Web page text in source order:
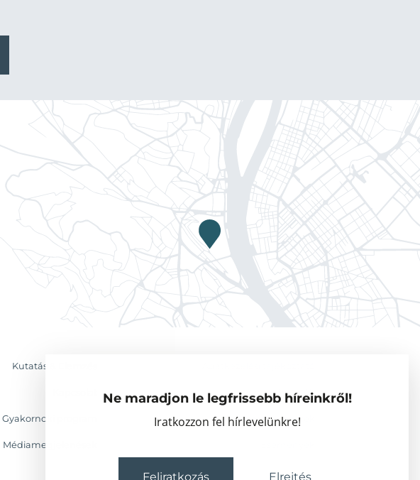
Ne maradjon le legfrissebb híreinkről!
Iratkozzon fel hírlevelünkre!
Feliratkozás Elrejtés
Kutatás & Elemzés
Vendégkutatók
Gyakornoki program Partnerszervezetek
Médiamegjelenések